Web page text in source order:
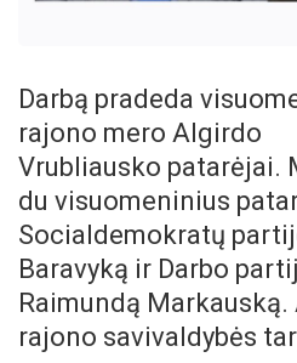
Darbą pradeda
rajono mero Algirdo
Vrubliausko patarėjai.
du visuomeninius
Socialdemokratų
Baravyką ir Darbo
Raimundą
rajono savivaldybės